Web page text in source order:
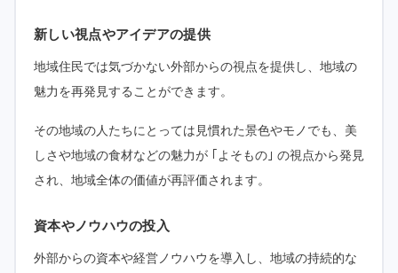
新しい視点やアイデアの提供
地域住民では気づかない外部からの視点を提供し、地域の
魅力を再発見することができます。
その地域の人たちにとっては見慣れた景色やモノでも、美
しさや地域の食材などの魅力が ｢よそもの｣ の視点から発見
され、地域全体の価値が再評価されます。
資本やノウハウの投入
外部からの資本や経営ノウハウを導入し、地域の持続的な